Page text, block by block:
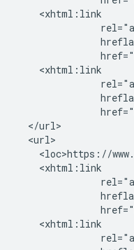
    <xhtml:link
    <xhtml:link
  </url>
  <url>
<loc>https://
    <xhtml:link
    <xhtml:link